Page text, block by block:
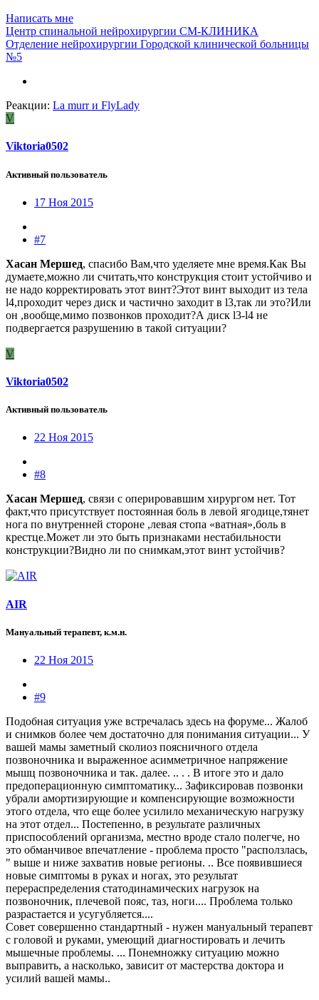
Написать мне
Центр спинальной нейрохирургии СМ-КЛИНИКА
Отделение нейрохирургии Городской клинической больницы
№5
Реакции: La murrи FlyLady
V
Viktoria0502
Активный пользователь
17 Ноя 2015
#7
Хасан Мершед, спасибо Вам,что уделяете мне время.Как Вы
думаете,можно ли считать,что конструкция стоит устойчиво и
не надо корректировать этот винт?Этот винт выходит из тела
l4,проходит через диск и частично заходит в l3,так ли это?Или
он ,вообще,мимо позвонков проходит?А диск l3-l4 не
подвергается разрушению в такой ситуации?
V
Viktoria0502
Активный пользователь
22 Ноя 2015
#8
Хасан Мершед, связи с оперировавшим хирургом нет. Тот
факт,что присутствует постоянная боль в левой ягодице,тянет
нога по внутренней стороне ,левая стопа «ватная»,боль в
крестце.Может ли это быть признаками нестабильности
конструкции?Видно ли по снимкам,этот винт устойчив?
AIR
Мануальный терапевт, к.м.н.
22 Ноя 2015
#9
Подобная ситуация уже встречалась здесь на форуме... Жалоб
и снимков более чем достаточно для понимания ситуации... У
вашей мамы заметный сколиоз поясничного отдела
позвоночника и выраженное асимметричное напряжение
мышц позвоночника и так. далее. .. . . В итоге это и дало
предоперационную симптоматику... Зафиксировав позвонки
убрали амортизирующие и компенсирующие возможности
этого отдела, что еще более усилило механическую нагрузку
на этот отдел... Постепенно, в результате различных
приспособлений организма, местно вроде стало полегче, но
это обманчивое впечатление - проблема просто "расползлась,
" выше и ниже захватив новые регионы. .. Все появившиеся
новые симптомы в руках и ногах, это результат
перераспределения статодинамических нагрузок на
позвоночник, плечевой пояс, таз, ноги.... Проблема только
разрастается и усугубляется....
Совет совершенно стандартный - нужен мануальный терапевт
с головой и руками, умеющий диагностировать и лечить
мышечные проблемы. ... Понемножку ситуацию можно
выправить, а насколько, зависит от мастерства доктора и
усилий вашей мамы..